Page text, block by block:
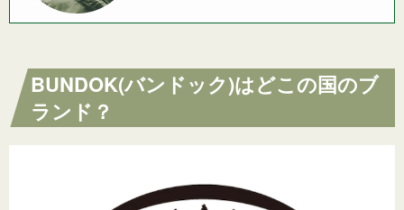
BUNDOK(バンドック)はどこの国のブ
ランド？